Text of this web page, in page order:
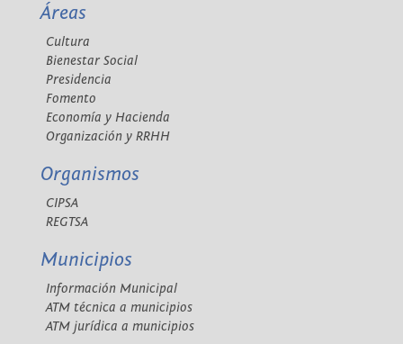
Áreas
Cultura
Bienestar Social
Presidencia
Fomento
Economía y Hacienda
Organización y RRHH
Organismos
CIPSA
REGTSA
Municipios
Información Municipal
ATM técnica a municipios
ATM jurídica a municipios